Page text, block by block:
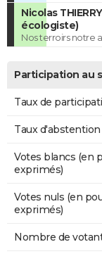
Nicolas
écologiste)
Nos terroirs notre
Participation au
Taux de
Taux d'abstention
Votes blancs (en
exprimés)
Votes nuls (en
exprimés)
Nombre de